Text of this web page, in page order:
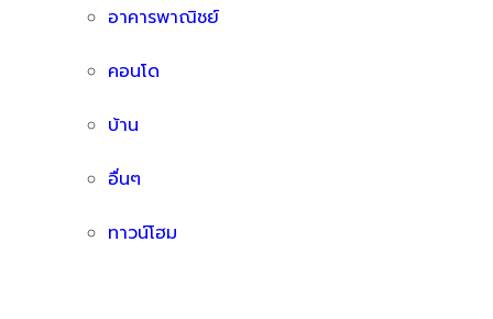
อาคารพาณิชย์
คอนโด
บ้าน
อื่นๆ
ทาวน์โฮม